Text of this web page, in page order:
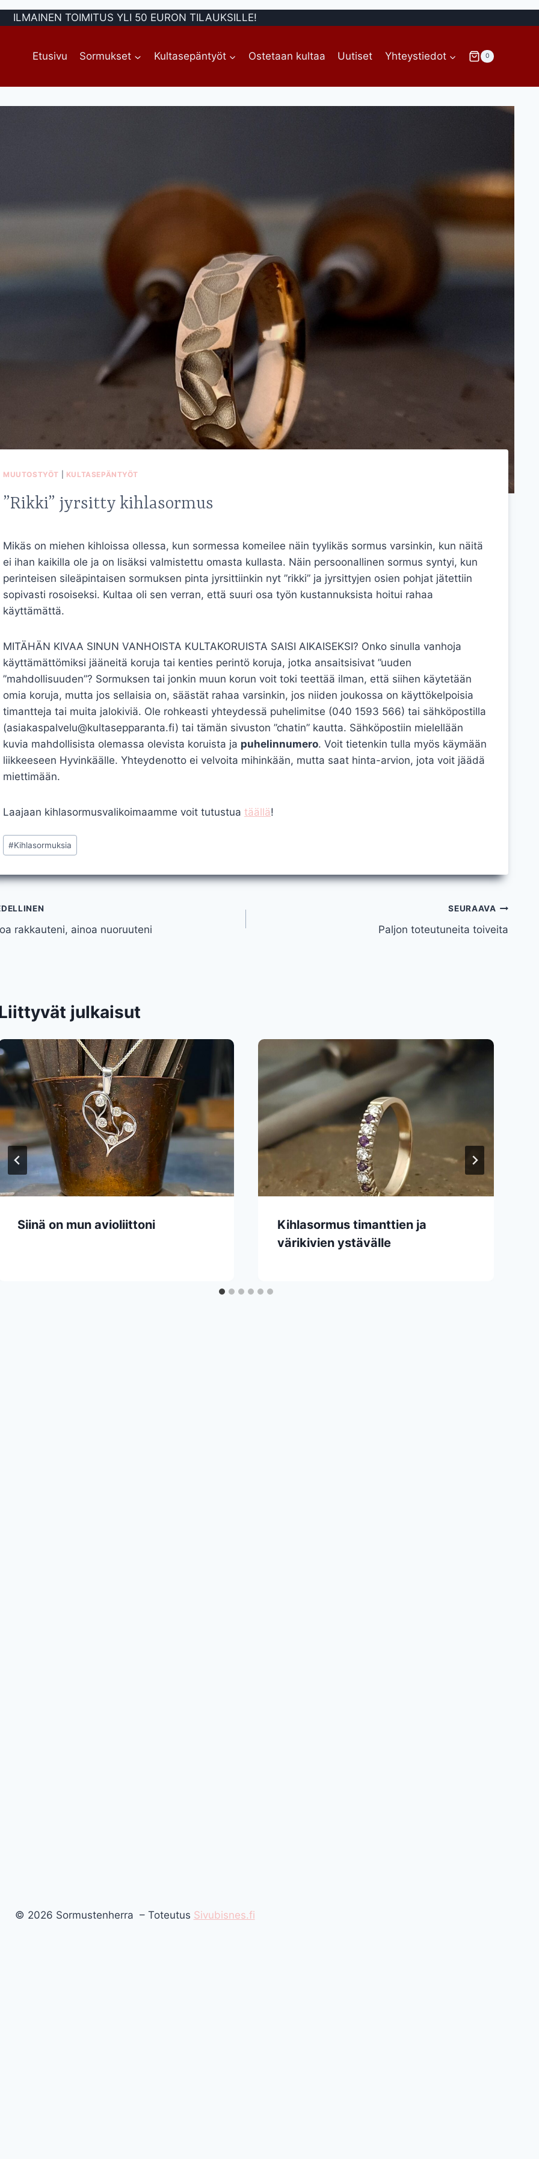
ILMAINEN TOIMITUS YLI 50 EURON TILAUKSILLE!
Etusivu Sormukset Kultasepäntyöt Ostetaan kultaa Uutiset Yhteystiedot 0
MUUTOSTYÖT KULTASEPÄNTYÖT
”Rikki” jyrsitty kihlasormus
Mikäs on miehen kihloissa ollessa, kun sormessa komeilee näin tyylikäs sormus varsinkin, kun näitä
ei ihan kaikilla ole ja on lisäksi valmistettu omasta kullasta. Näin persoonallinen sormus syntyi, kun
perinteisen sileäpintaisen sormuksen pinta jyrsittiinkin nyt ”rikki” ja jyrsittyjen osien pohjat jätettiin
sopivasti rosoiseksi. Kultaa oli sen verran, että suuri osa työn kustannuksista hoitui rahaa
käyttämättä.
MITÄHÄN KIVAA SINUN VANHOISTA KULTAKORUISTA SAISI AIKAISEKSI? Onko sinulla vanhoja
käyttämättömiksi jääneitä koruja tai kenties perintö koruja, jotka ansaitsisivat ”uuden
”mahdollisuuden”? Sormuksen tai jonkin muun korun voit toki teettää ilman, että siihen käytetään
omia koruja, mutta jos sellaisia on, säästät rahaa varsinkin, jos niiden joukossa on käyttökelpoisia
timantteja tai muita jalokiviä. Ole rohkeasti yhteydessä puhelimitse (040 1593 566) tai sähköpostilla
(asiakaspalvelu@kultasepparanta.fi) tai tämän sivuston ”chatin” kautta. Sähköpostiin mielellään
kuvia mahdollisista olemassa olevista koruista ja puhelinnumero. Voit tietenkin tulla myös käymään
liikkeeseen Hyvinkäälle. Yhteydenotto ei velvoita mihinkään, mutta saat hinta-arvion, jota voit jäädä
miettimään.
Laajaan kihlasormusvalikoimaamme voit tutustua täällä!
Avainsanat:
#Kihlasormuksia
rakkauteni, ainoa nuoruuteni
SEURAAVA
Paljon toteutuneita toiveita
julkaisut
Siinä on mun avioliittoni
Kihlasormus timanttien ja
värikivien ystävälle
© 2026 Sormustenherra – Toteutus Sivubisnes.fi